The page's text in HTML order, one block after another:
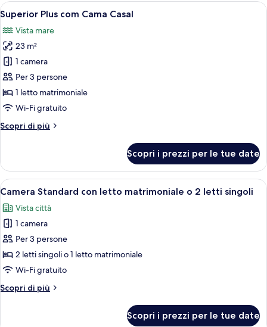
Apri
tutte
le
foto
per
Superior
Plus
com
Casal
Una camera d'albergo moderna con
5
Superior Plus com Cama Casal
Vista mare
23 m²
1 camera
Per 3 persone
1 letto matrimoniale
Wi-Fi gratuito
Scopri di più
Altri
Plus
com
Cama
Scopri i prezzi per le tue date
Apri
tutte
le
foto
per
Camera
Standard
letto
Camera Standard con letto
5
Camera Standard con letto matrimoniale o 2 letti singoli
Vista città
1 camera
Per 3 persone
2 letti singoli o 1 letto matrimoniale
Wi-Fi gratuito
Scopri di più
Altri
Scopri i prezzi per le tue date